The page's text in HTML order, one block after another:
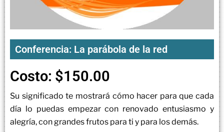
Conferencia: La parábola de la red
Costo: $150.00
Su significado te mostrará cómo hacer para que cada
día lo puedas empezar con renovado entusiasmo y
alegría, con grandes frutos para ti y para los demás.